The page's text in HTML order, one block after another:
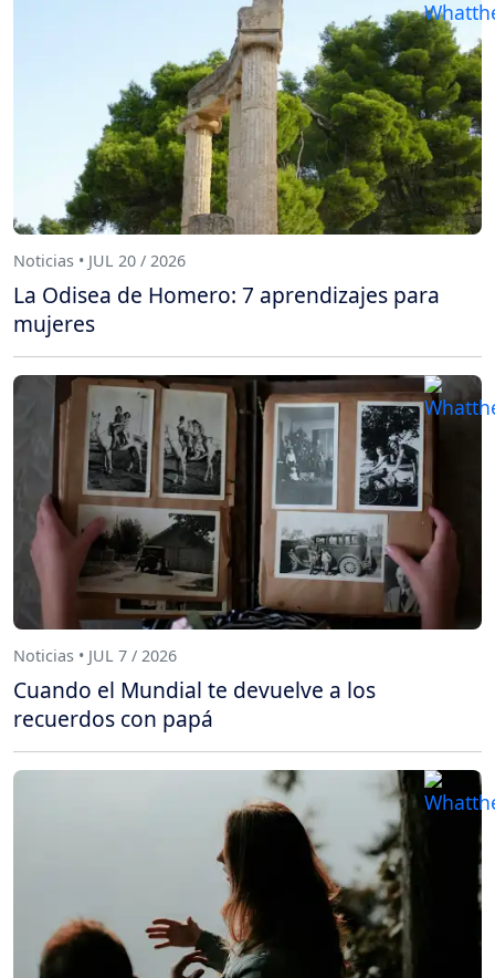
Noticias • JUL 20 / 2026
La Odisea de Homero: 7 aprendizajes para
mujeres
Noticias • JUL 7 / 2026
Cuando el Mundial te devuelve a los
recuerdos con papá